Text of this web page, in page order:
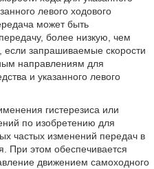
левого ходового
может быть
более низкую, чем
если запрашиваемые скорости
направлениям для
и указанного левого
гистерезиса или
по изобретению для
частых изменений передач в
При этом обеспечивается
движением самоходного